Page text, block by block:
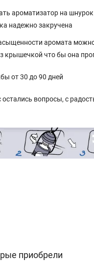
ароматизатор на шнурок
надежно закручена
аромата
крышечкой что бы она
от 30 до 90 дней
вопросы, с
приобрели